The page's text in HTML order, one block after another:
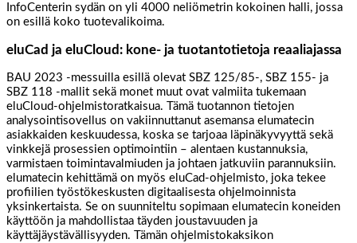
InfoCenterin sydän on yli 4000 neliömetrin kokoinen halli, jossa
on esillä koko tuotevalikoima.
eluCad ja eluCloud: kone- ja tuotantotietoja reaaliajassa
BAU 2023 -messuilla esillä olevat SBZ 125/85-, SBZ 155- ja
SBZ 118 -mallit sekä monet muut ovat valmiita tukemaan
eluCloud-ohjelmistoratkaisua. Tämä tuotannon tietojen
analysointisovellus on vakiinnuttanut asemansa elumatecin
asiakkaiden keskuudessa, koska se tarjoaa läpinäkyvyyttä sekä
vinkkejä prosessien optimointiin – alentaen kustannuksia,
varmistaen toimintavalmiuden ja johtaen jatkuviin parannuksiin.
elumatecin kehittämä on myös eluCad-ohjelmisto, joka tekee
profiilien työstökeskusten digitaalisesta ohjelmoinnista
yksinkertaista. Se on suunniteltu sopimaan elumatecin koneiden
käyttöön ja mahdollistaa täyden joustavuuden ja
käyttäjäystävällisyyden. Tämän ohjelmistokaksikon